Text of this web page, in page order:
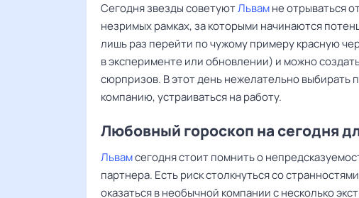
Сегодня звезды советуютЛьвамне отрываться
незримых рамках, за которыми начинаются
лишь раз перейти по чужому примеру красную
в эксперименте или обновлении) и можно
сюрпризов. В этот день нежелательно выбирать
компанию, устраиваться на работу.
Любовный гороскоп на сегодня
Львамсегодня стоит помнить о
партнера. Есть риск столкнуться со
оказаться в необычной компании с несколько